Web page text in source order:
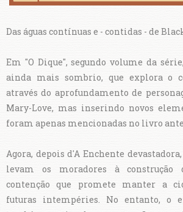
Das águas contínuas e - contidas - de
Em "O Dique", segundo volume da
ainda mais sombrio, que explora o
através do aprofundamento de
Mary-Love, mas inserindo novos
foram apenas mencionadas no livro
Agora, depois d'A Enchente
levam os moradores à construção
contenção que promete manter a
futuras intempéries. No entanto, o